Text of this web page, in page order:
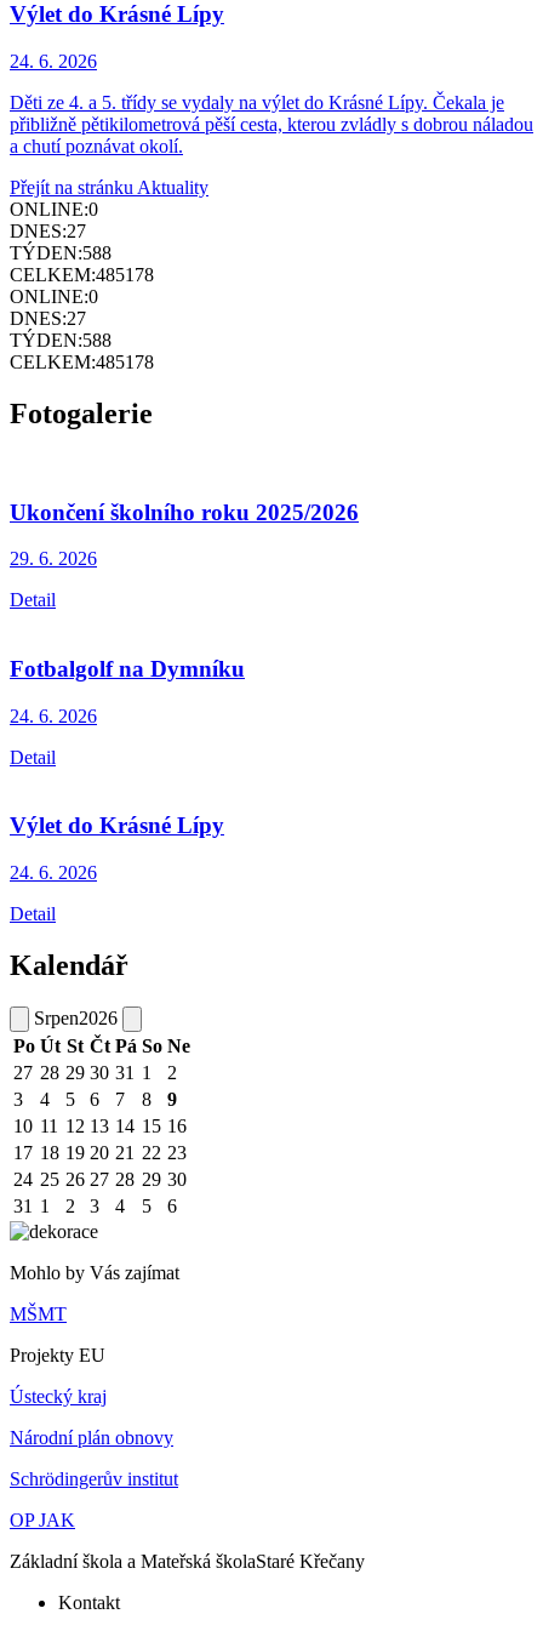
Výlet do Krásné Lípy
24. 6. 2026
Děti ze 4. a 5. třídy se vydaly na výlet do Krásné Lípy. Čekala je
přibližně pětikilometrová pěší cesta, kterou zvládly s dobrou náladou
a chutí poznávat okolí.
Přejít na stránku Aktuality
ONLINE:0
DNES:27
TÝDEN:588
CELKEM:485178
ONLINE:0
DNES:27
TÝDEN:588
CELKEM:485178
Fotogalerie
Ukončení školního roku 2025/2026
29. 6. 2026
Detail
Fotbalgolf na Dymníku
24. 6. 2026
Detail
Výlet do Krásné Lípy
24. 6. 2026
Detail
Kalendář
Srpen2026
Po Út St Čt Pá So Ne
27 28 29 30 31 1
2
3
4 5 6 7 8
9
10 11 12 13 14 15 16
17 18 19 20 21 22 23
24 25 26 27 28 29 30
31 1 2 3 4 5 6
Mohlo by Vás zajímat
MŠMT
Projekty EU
Ústecký kraj
Národní plán obnovy
Schrödingerův institut
OP JAK
Základní škola a Mateřská školaStaré Křečany
Kontakt